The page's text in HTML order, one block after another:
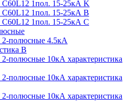
1пол. 15-25кА K
1пол. 15-25кА В
1пол. 15-25кА С
полюсные 4.5кА
В
полюсные 10кА характеристика
полюсные 10кА характеристика
полюсные 10кА характеристика